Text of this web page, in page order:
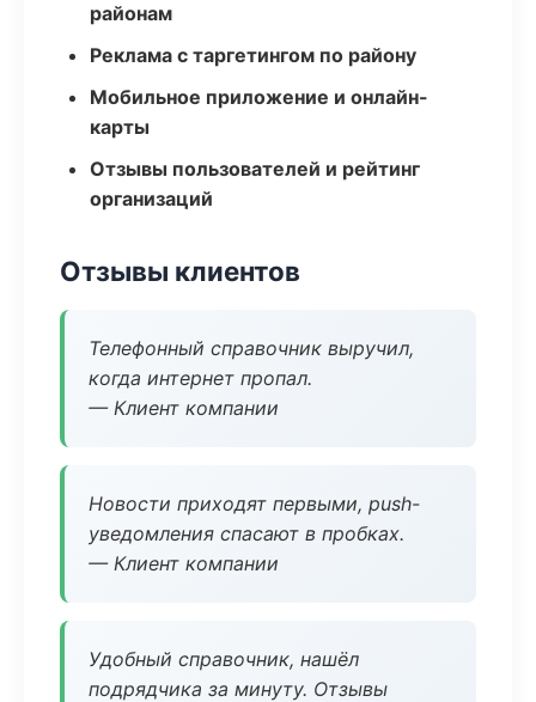
районам
Реклама с таргетингом по району
Мобильное приложение и онлайн-
карты
Отзывы пользователей и рейтинг
организаций
Отзывы клиентов
Телефонный справочник выручил,
когда интернет пропал.
— Клиент компании
Новости приходят первыми, push-
уведомления спасают в пробках.
— Клиент компании
Удобный справочник, нашёл
подрядчика за минуту. Отзывы